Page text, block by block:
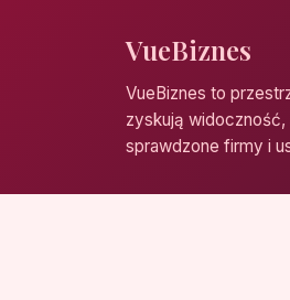
VueBiznes
VueBiznes to
zyskują widoczność,
sprawdzone firmy i